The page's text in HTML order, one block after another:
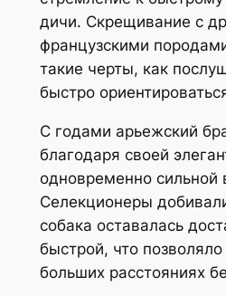
дичи. Скрещивание с
французскими
такие черты, как
быстро
С годами арьежский
благодаря своей
одновременно сильной
Селекционеры
собака оставалась
быстрой, что
больших расстояниях